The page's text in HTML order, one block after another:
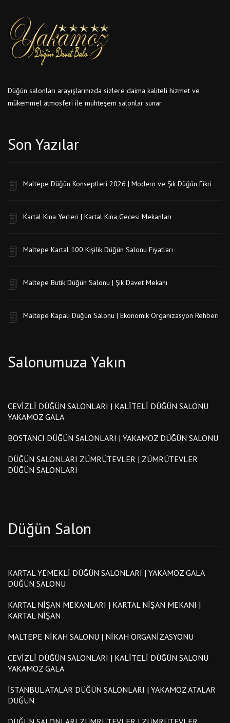
Düğün salonları arayışlarınızda sizlere daima kaliteli hizmet ve
mükemmel atmosferi ile muhteşem salonlar sunar.
Son Yazılar
Maltepe Düğün Konseptleri 2026 | Modern ve Şık Düğün Fikri
Kartal Kına Yerleri | Kartal Kına Gecesi Mekanları
Maltepe Kartal 100 Kişilik Düğün Salonu Fiyatları
Maltepe Butik Düğün Salonu | Şık Davet Mekanı
Maltepe Kapalı Düğün Salonu | Ekonomik Organizasyon Rehberi
Salonumuza Yakın
CEVIZLI DÜĞÜN SALONLARI | KALITELI DÜĞÜN SALONU
YAKAMOZ GALA
BOSTANCI DÜĞÜN SALONLARI | YAKAMOZ DÜĞÜN SALONU
DÜĞÜN SALONLARI ZÜMRÜTEVLER | ZÜMRÜTEVLER
DÜĞÜN SALONLARI
Düğün Salon
KARTAL YEMEKLI DÜĞÜN SALONLARI | YAKAMOZ GALA
DÜĞÜN SALONU
KARTAL NIŞAN MEKANLARI | KARTAL NIŞAN MEKANI |
KARTAL NIŞAN
MALTEPE NIKAH SALONU | NIKAH ORGANIZASYONU
CEVIZLI DÜĞÜN SALONLARI | KALITELI DÜĞÜN SALONU
YAKAMOZ GALA
İSTANBUL ATALAR DÜĞÜN SALONLARI | YAKAMOZ ATALAR
DÜĞÜN